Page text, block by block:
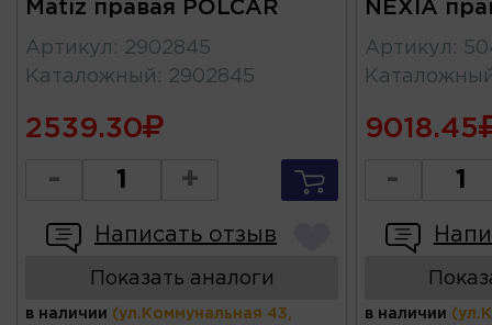
Matiz правая POLCAR
Артикул : 2902845
Каталожный : 2902845
2539.30
- +
Написать отзыв
Показать аналоги
в наличии (ул.Коммунальная 43,
NEXIA
Артикул :
9018.45
-
в наличии